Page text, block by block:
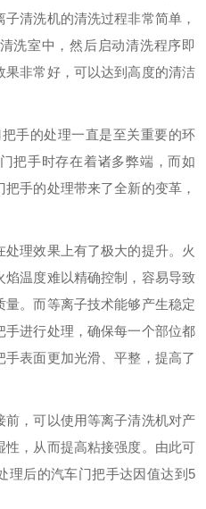
清洗机的清洗过程非常简单，
洗室中，然后启动清洗程序即
果非常好，可以达到高度的清洁
手的处理一直是至关重要的环
把手时存在着诸多弊端，而如
手的处理带来了全新的变革，
理效果上有了极大的提升。火
温度难以精确控制，容易导致
。而等离子技术能够产生稳定
手进行处理，确保每一个部位都
表面更加光滑、平整，提高了
，可以使用等离子清洗机对产
，从而提高粘接强度。由此可
理后的汽车门把手达因值达到5